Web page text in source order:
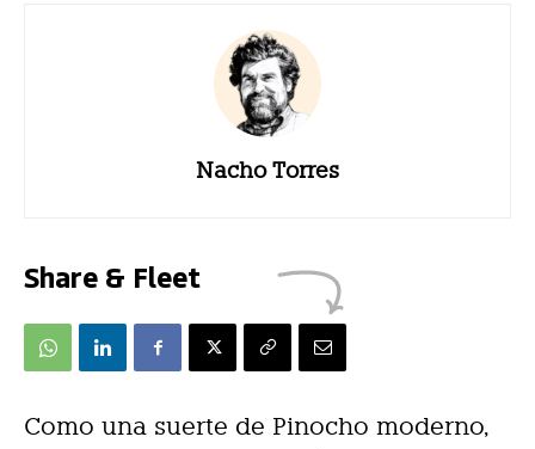
Nacho Torres
Share & Fleet
Como una suerte de Pinocho moderno,